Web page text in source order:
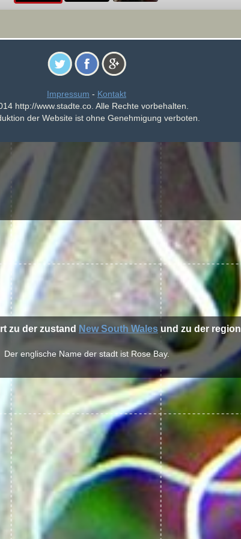
Impressum - Kontakt
http://www.stadte.co. Alle Rechte vorbehalten.
der Website ist ohne Genehmigung verboten.
zu der zustand New South Wales und zu der region
Der englische Name der stadt ist Rose Bay.